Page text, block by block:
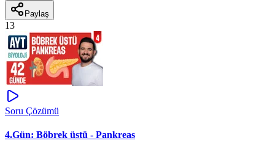
Paylaş
13
Soru Çözümü
4.Gün: Böbrek üstü - Pankreas